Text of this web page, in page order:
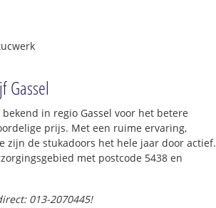
Gassel
in regio Gassel voor het betere
prijs. Met een ruime ervaring,
zijn de stukadoors het hele jaar door actief.
met postcode 5438 en
013-2070445!